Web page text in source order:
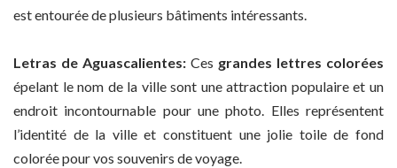
est entourée de plusieurs bâtiments intéressants.
Letras de Aguascalientes: Ces grandes lettres colorées
épelant le nom de la ville sont une attraction populaire et un
endroit incontournable pour une photo. Elles représentent
l’identité de la ville et constituent une jolie toile de fond
colorée pour vos souvenirs de voyage.